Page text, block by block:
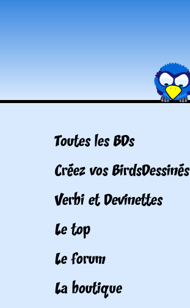
Toutes les BDs
Créez vos BirdsDessinés
Verbi et Devinettes
Le top
Le forum
La boutique